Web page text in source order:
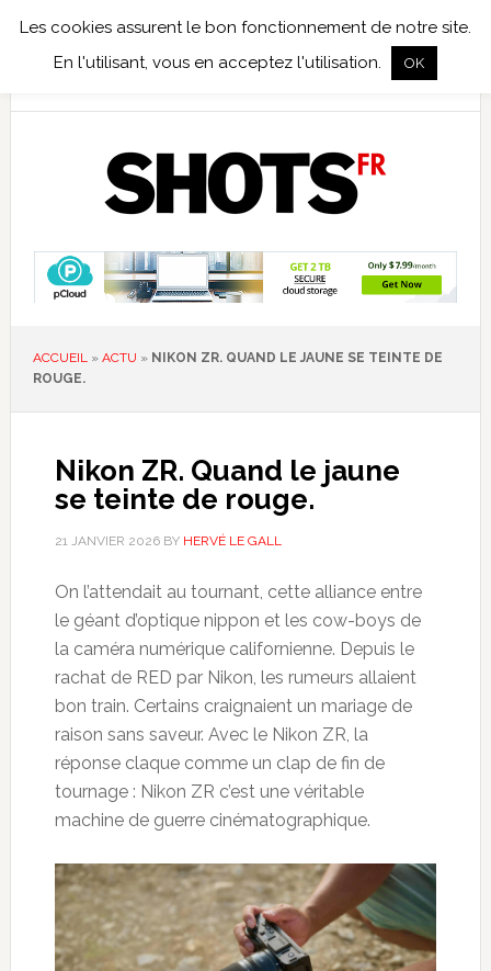
ACCUEIL » ACTU » NIKON ZR. QUAND LE JAUNE SE TEINTE DE
ROUGE.
Nikon ZR. Quand le jaune
se teinte de rouge.
21 JANVIER 2026BY HERVÉ LE GALL
On l’attendait au tournant, cette alliance entre
le géant d’optique nippon et les cow-boys de
la caméra numérique californienne. Depuis le
rachat de RED par Nikon, les rumeurs allaient
bon train. Certains craignaient un mariage de
raison sans saveur. Avec le Nikon ZR, la
réponse claque comme un clap de fin de
tournage : Nikon ZR c’est une véritable
machine de guerre cinématographique.
Les cookies assurent le bon fonctionnement de notre site.
En l'utilisant, vous en acceptez l'utilisation.
OK